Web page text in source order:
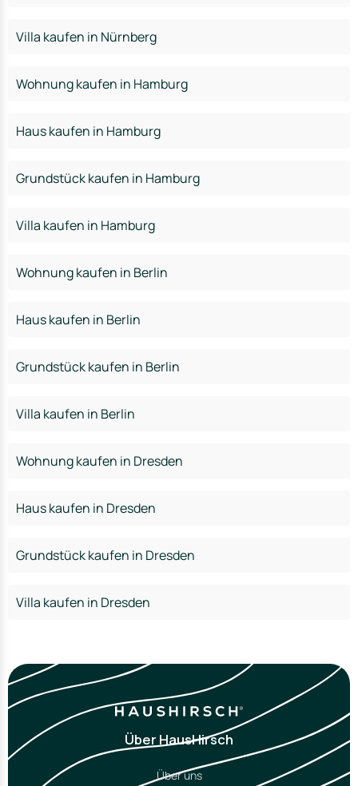
Villa kaufen in Nürnberg
Wohnung kaufen in Hamburg
Haus kaufen in Hamburg
Grundstück kaufen in Hamburg
Villa kaufen in Hamburg
Wohnung kaufen in Berlin
Haus kaufen in Berlin
Grundstück kaufen in Berlin
Villa kaufen in Berlin
Wohnung kaufen in Dresden
Haus kaufen in Dresden
Grundstück kaufen in Dresden
Villa kaufen in Dresden
Über HausHirsch
Über uns